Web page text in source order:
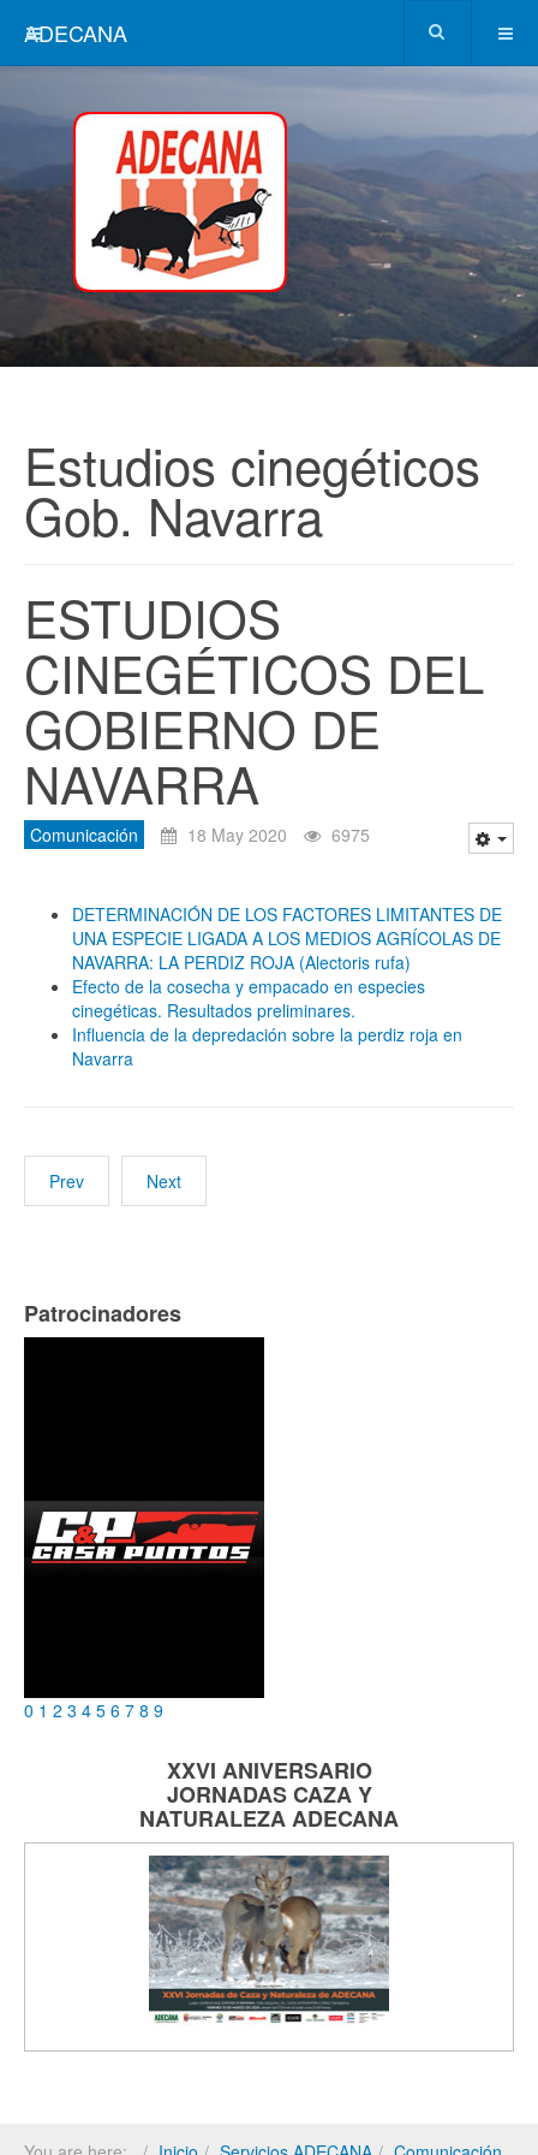
ADECANA
Estudios cinegéticos
Gob. Navarra
ESTUDIOS
CINEGÉTICOS DEL
GOBIERNO DE
NAVARRA
Comunicación 18 May 2020 6975
DETERMINACIÓN DE LOS FACTORES LIMITANTES DE
UNA ESPECIE LIGADA A LOS MEDIOS AGRÍCOLAS DE
NAVARRA: LA PERDIZ ROJA (Alectoris rufa)
Efecto de la cosecha y empacado en especies
cinegéticas. Resultados preliminares.
Influencia de la depredación sobre la perdiz roja en
Navarra
Prev Next
Patrocinadores
0 1 2 3 4 5 6 7 8 9
XXVI ANIVERSARIO
JORNADASCAZA Y
NATURALEZAADECANA